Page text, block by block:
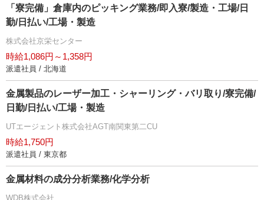
「寮完備」倉庫内のピッキング業務/即入寮/製造・工場/日
勤/日払い/工場・製造
株式会社京栄センター
時給1,086円～1,358円
派遣社員 / 北海道
金属製品のレーザー加工・シャーリング・バリ取り/寮完備/
日勤/日払い/工場・製造
UTエージェント株式会社AGT南関東第二CU
時給1,750円
派遣社員 / 東京都
金属材料の成分分析業務/化学分析
WDB株式会社